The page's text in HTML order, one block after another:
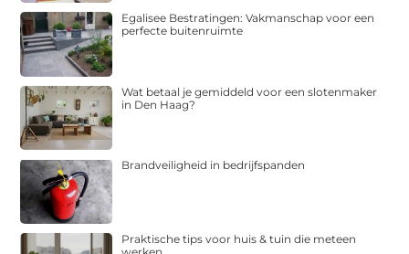
Egalisee Bestratingen: Vakmanschap voor een
perfecte buitenruimte
Wat betaal je gemiddeld voor een slotenmaker
in Den Haag?
Brandveiligheid in bedrijfspanden
Praktische tips voor huis & tuin die meteen